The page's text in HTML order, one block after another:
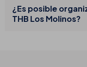
¿Es posible
THB Los Molinos?